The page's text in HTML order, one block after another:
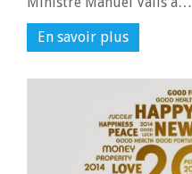
En savoir plus